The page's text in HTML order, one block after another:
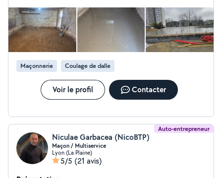
recommande Genti qui est de très bons conseils et qui est
très professionnel.
Maçonnerie Coulage de dalle
Voir le profil Contacter
Auto-entrepreneur
Niculae Garbacea (NicoBTP)
Maçon / Multiservice
Lyon (La Plaine)
5/5 (21 avis)